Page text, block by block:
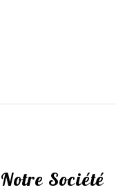
Notre Société